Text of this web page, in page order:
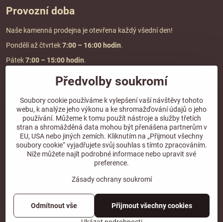
Provozní doba
Naše kamenná prodejna je otevřena každý všední den!
Pondělí až čtvrtek7:00 – 16:00 hodin.
Pátek7:00 – 15:00 hodin.
Doprava a platba
DOPRAVA ZDARMA
při objednávce nad2000 Kč vč. DPH.
*Nevztahuje se na paletovou přepravu.
©2026CopyrightPředvolby soukromíZásady ochrany soukromí
Předvolby soukromí
Soubory cookie používáme k vylepšení vaší návštěvy tohoto
webu, k analýze jeho výkonu a ke shromažďování údajů o jeho
používání. Můžeme k tomu použít nástroje a služby třetích
stran a shromážděná data mohou být přenášena partnerům v
EU, USA nebo jiných zemích. Kliknutím na „Přijmout všechny
soubory cookie“ vyjadřujete svůj souhlas s tímto zpracováním.
Níže můžete najít podrobné informace nebo upravit své
preference.
Zásady ochrany soukromí
Přijmout všechny cookies
Odmítnout vše